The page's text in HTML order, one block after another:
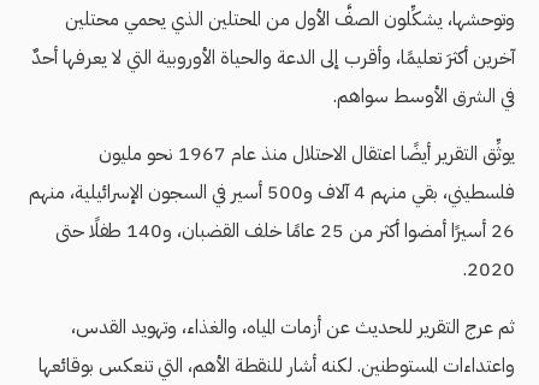
وتوحشها، يشكِّلون الصفَّ الأول من المحتلين الذي يحمي محتلين
آخرين أكثرَ تعليمًا، وأقرب إلى الدعة والحياة الأوروبية التي لا يعرفها أحدٌ
في الشرق الأوسط سواهم.
يوثِّق التقرير أيضًا اعتقال الاحتلال منذ عام 1967 نحو مليون
فلسطيني، بقي منهم 4 آلاف و500 أسير في السجون الإسرائيلية، منهم
26 أسيرًا أمضوا أكثر من 25 عامًا خلف القضبان، و140 طفلًا حتى
2020.
ثم عرج التقرير للحديث عن أزمات المياه، والغذاء، وتهويد القدس،
واعتداءات المستوطنين. لكنه أشار للنقطة الأهم، التي تنعكس بوقائعها